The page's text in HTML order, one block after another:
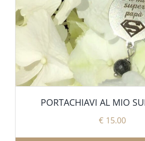
PORTACHIAVI AL MIO
€ 15.00